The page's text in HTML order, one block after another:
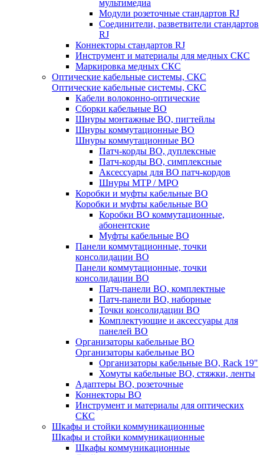
мультимедиа
Модули розеточные стандартов RJ
Соединители, разветвители стандартов
RJ
Коннекторы стандартов RJ
Инструмент и материалы для медных СКС
Маркировка медных СКС
Оптические кабельные системы, СКС
Оптические кабельные системы, СКС
Кабели волоконно-оптические
Сборки кабельные ВО
Шнуры монтажные ВО, пигтейлы
Шнуры коммутационные ВО
Шнуры коммутационные ВО
Патч-корды ВО, дуплексные
Патч-корды ВО, симплексные
Аксессуары для ВО патч-кордов
Шнуры MTP / MPO
Коробки и муфты кабельные ВО
Коробки и муфты кабельные ВО
Коробки ВО коммутационные,
абонентские
Муфты кабельные ВО
Панели коммутационные, точки
консолидации ВО
Панели коммутационные, точки
консолидации ВО
Патч-панели ВО, комплектные
Патч-панели ВО, наборные
Точки консолидации ВО
Комплектующие и аксессуары для
панелей ВО
Организаторы кабельные ВО
Организаторы кабельные ВО
Организаторы кабельные ВО, Rack 19"
Хомуты кабельные ВО, стяжки, ленты
Адаптеры ВО, розеточные
Коннекторы ВО
Инструмент и материалы для оптических
СКС
Шкафы и стойки коммуникационные
Шкафы и стойки коммуникационные
Шкафы коммуникационные